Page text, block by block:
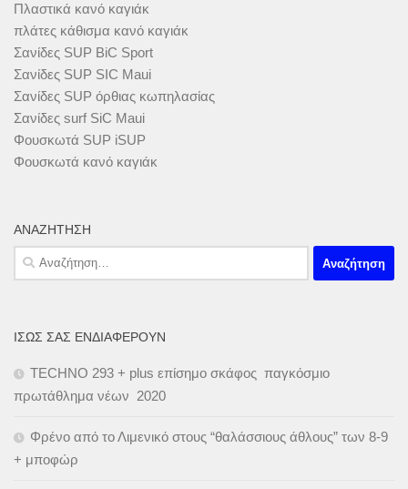
Πλαστικά κανό καγιάκ
πλάτες κάθισμα κανό καγιάκ
Σανίδες SUP BiC Sport
Σανίδες SUP SIC Maui
Σανίδες SUP όρθιας κωπηλασίας
Σανίδες surf SiC Maui
Φουσκωτά SUP iSUP
Φουσκωτά κανό καγιάκ
ΑΝΑΖΉΤΗΣΗ
Αναζήτηση
για:
ΊΣΩΣ ΣΑΣ ΕΝΔΙΑΦΈΡΟΥΝ
TECHNO 293 + plus επίσημο σκάφος παγκόσμιο
πρωτάθλημα νέων 2020
Φρένο από το Λιμενικό στους “θαλάσσιους άθλους” των 8-9
+ μποφώρ